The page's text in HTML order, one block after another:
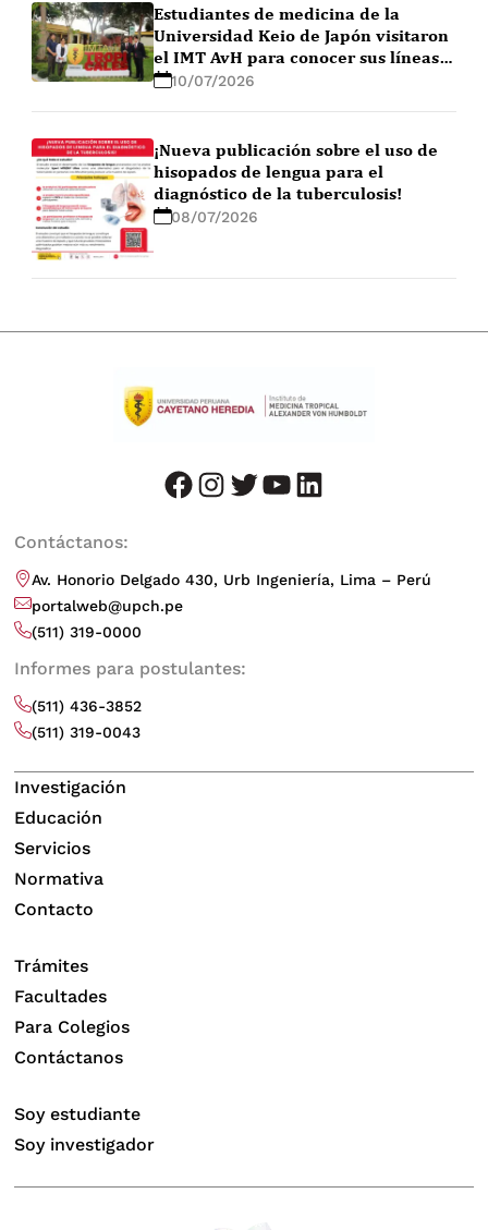
Estudiantes de medicina de la
Universidad Keio de Japón visitaron
el IMT AvH para conocer sus líneas
de investigación
10/07/2026
¡Nueva publicación sobre el uso de
hisopados de lengua para el
diagnóstico de la tuberculosis!
08/07/2026
facebook instagram twitter youtube LinkedIn
Contáctanos:
Av. Honorio Delgado 430, Urb Ingeniería, Lima – Perú
portalweb@upch.pe
(511) 319-0000
Informes para postulantes:
(511) 436-3852
(511) 319-0043
Investigación
Educación
Servicios
Normativa
Contacto
Trámites
Facultades
Para Colegios
Contáctanos
Soy estudiante
Soy investigador